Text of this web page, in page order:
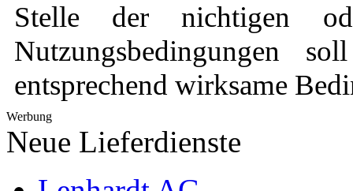
Stelle der nichtigen
Nutzungsbedingungen
entsprechend wirksame
Werbung
Neue Lieferdienste